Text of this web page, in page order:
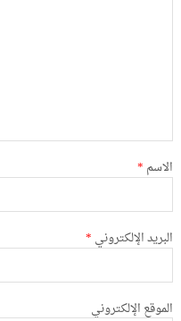
الاسم *
البريد الإلكتروني *
الموقع الإلكتروني